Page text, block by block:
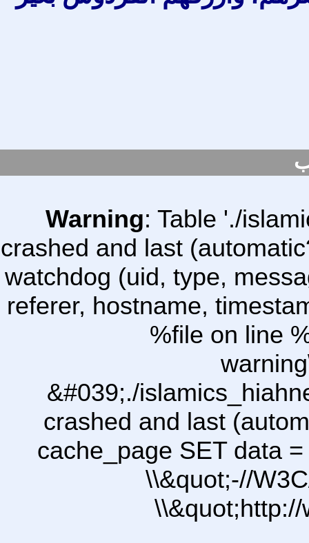
Warning: Table './
crashed and last
watchdog (uid, type,
referer, hostname,
%file on line
&#039;./
crashed and last
cache_page SET data
\\&quot;-//